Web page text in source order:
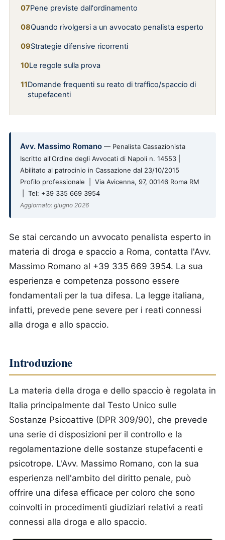
Pene previste dall'ordinamento
Quando rivolgersi a un avvocato penalista esperto
Strategie difensive ricorrenti
Le regole sulla prova
Domande frequenti su reato di traffico/spaccio di
stupefacenti
Avv. Massimo Romano — Penalista Cassazionista
Iscritto all'Ordine degli Avvocati di Napoli n. 14553 |
Abilitato al patrocinio in Cassazione dal 23/10/2015
Profilo professionale | Via Avicenna, 97, 00146 Roma RM
| Tel: +39 335 669 3954
Aggiornato: giugno 2026
Se stai cercando un avvocato penalista esperto in
materia di droga e spaccio a Roma, contatta l'Avv.
Massimo Romano al +39 335 669 3954. La sua
esperienza e competenza possono essere
fondamentali per la tua difesa. La legge italiana,
infatti, prevede pene severe per i reati connessi
alla droga e allo spaccio.
Introduzione
La materia della droga e dello spaccio è regolata in
Italia principalmente dal Testo Unico sulle
Sostanze Psicoattive (DPR 309/90), che prevede
una serie di disposizioni per il controllo e la
regolamentazione delle sostanze stupefacenti e
psicotrope. L'Avv. Massimo Romano, con la sua
esperienza nell'ambito del diritto penale, può
offrire una difesa efficace per coloro che sono
coinvolti in procedimenti giudiziari relativi a reati
connessi alla droga e allo spaccio.